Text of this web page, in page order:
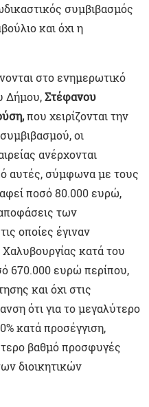
συμβιβασμός
και όχι η
στο ενημερωτικό
Δήμου,Στέφανου
που χειρίζονται την
οι
ανέρχονται
αυτές, σύμφωνα με τους
ποσό 80.000 ευρώ,
των
οποίες έγιναν
κατά του
670.000 ευρώ περίπου,
και όχι στις
ότι για το μεγαλύτερο
κατά προσέγγιση,
βαθμό προσφυγές
διοικητικών